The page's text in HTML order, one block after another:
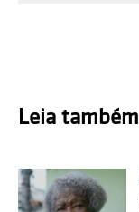
Leia também